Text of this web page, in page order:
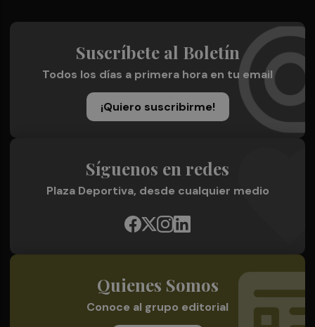
Suscríbete al Boletín
Todos los días a primera hora en tu email
¡Quiero suscribirme!
Síguenos en redes
Plaza Deportiva, desde cualquier medio
Quienes Somos
Conoce al grupo editorial